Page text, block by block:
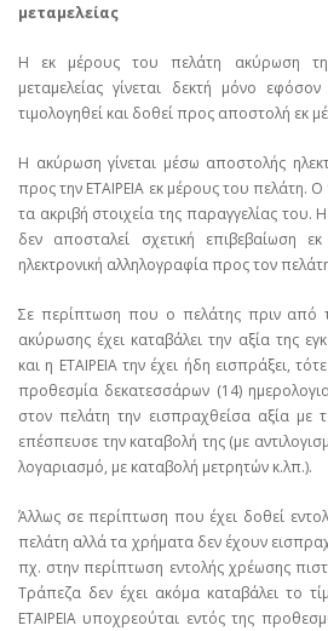
μεταμελείας
Η εκ μέρους του πελάτη ακύρωση
μεταμελείας γίνεται δεκτή μόνο
τιμολογηθεί και δοθεί προς αποστολή εκ
Η ακύρωση γίνεται μέσω αποστολής
προς την ΕΤΑΙΡΕΙΑ εκ μέρους του πελάτη.
τα ακριβή στοιχεία της παραγγελίας του.
δεν αποσταλεί σχετική επιβεβαίωση
ηλεκτρονική αλληλογραφία προς τον
Σε περίπτωση που ο πελάτης πριν από
ακύρωσης έχει καταβάλει την αξία της
και η ΕΤΑΙΡΕΙΑ την έχει ήδη εισπράξει,
προθεσμία δεκατεσσάρων (14)
στον πελάτη την εισπραχθείσα αξία
επέσπευσε την καταβολή της (με
λογαριασμό, με καταβολή μετρητών κ.λπ.).
Άλλως σε περίπτωση που έχει δοθεί
πελάτη αλλά τα χρήματα δεν έχουν
πχ. στην περίπτωση εντολής χρέωσης
Τράπεζα δεν έχει ακόμα καταβάλει το
ΕΤΑΙΡΕΙΑ υποχρεούται εντός της